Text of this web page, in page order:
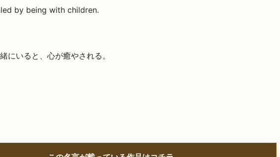
by being with children.
にいると、心が癒やされる。